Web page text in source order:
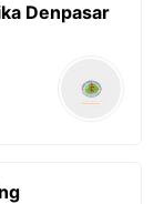
Denpasar